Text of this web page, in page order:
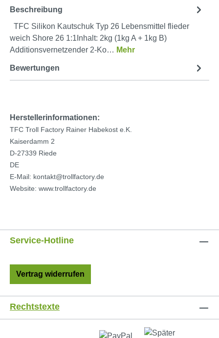
Beschreibung
TFC Silikon Kautschuk Typ 26 Lebensmittel flieder
weich Shore 26 1:1Inhalt: 2kg (1kg A + 1kg B)
Additionsvernetzender 2-Ko… Mehr
Bewertungen
Herstellerinformationen:
TFC Troll Factory Rainer Habekost e.K.
Kaiserdamm 2
D-27339 Riede
DE
E-Mail: kontakt@trollfactory.de
Website: www.trollfactory.de
Service-Hotline
Vertrag widerrufen
Rechtstexte